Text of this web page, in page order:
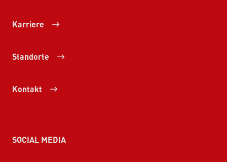
Karriere
Standorte
Kontakt
SOCIAL MEDIA